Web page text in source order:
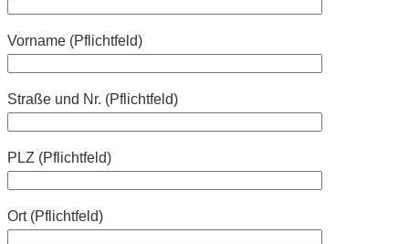
Vorname (Pflichtfeld)
Straße und Nr. (Pflichtfeld)
PLZ (Pflichtfeld)
Ort (Pflichtfeld)